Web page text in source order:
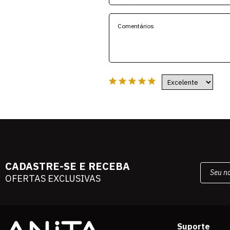
CADASTRE-SE E RECEBA
OFERTAS EXCLUSIVAS
Suporte